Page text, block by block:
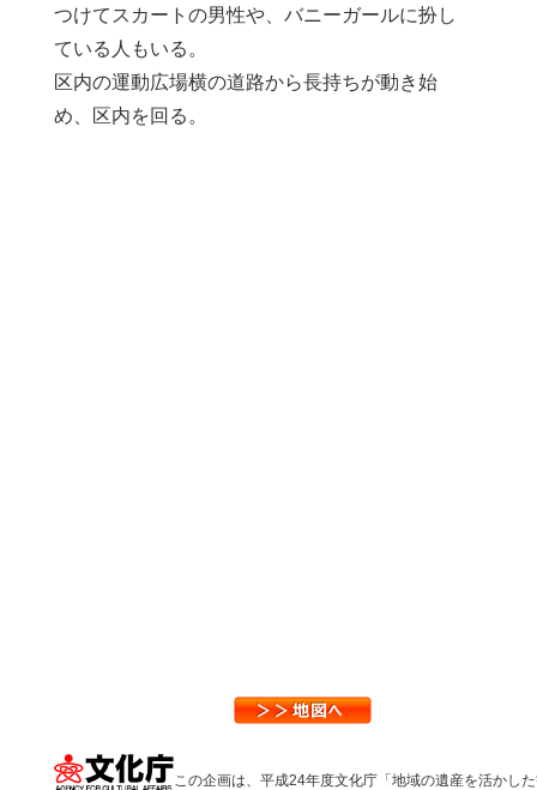
つけてスカートの男性や、バニーガールに扮し
ている人もいる。
区内の運動広場横の道路から長持ちが動き始
め、区内を回る。
この企画は、平成24年度文化庁「地域の遺産を活かし